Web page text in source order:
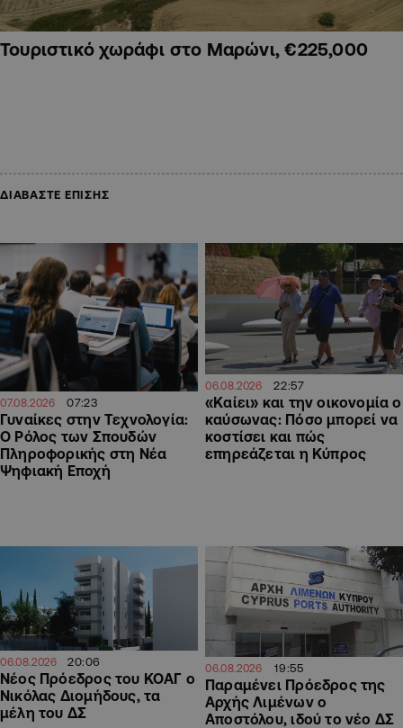
Τουριστικό χωράφι στο Μαρώνι, €225,000
ΔΙΑΒΑΣΤΕ ΕΠΙΣΗΣ
07.08.2026 07:23
Γυναίκες στην Τεχνολογία:
Ο Ρόλος των Σπουδών
Πληροφορικής στη Νέα
Ψηφιακή Εποχή
06.08.2026 22:57
«Καίει» και την οικονομία ο
καύσωνας: Πόσο μπορεί να
κοστίσει και πώς
επηρεάζεται η Κύπρος
06.08.2026 20:06
Νέος Πρόεδρος του ΚΟΑΓ ο
Νικόλας Διομήδους, τα
μέλη του ΔΣ
06.08.2026 19:55
Παραμένει Πρόεδρος της
Αρχής Λιμένων ο
Αποστόλου, ιδού το νέο ΔΣ